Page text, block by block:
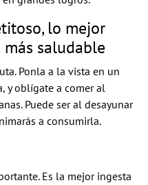
lo mejor
saludable
Ponla a la vista en un
y oblígate a comer al
Puede ser al desayunar
a consumirla.
Es la mejor ingesta